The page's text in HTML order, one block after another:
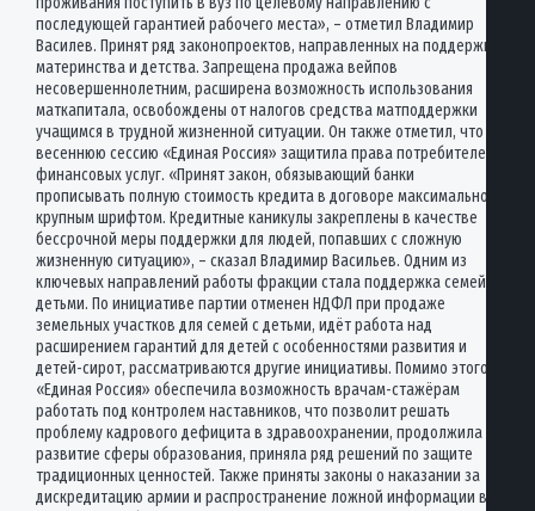
последующей гарантией рабочего места», – отметил Владимир
Василев. Принят ряд законопроектов, направленных на поддержку
материнства и детства. Запрещена продажа вейпов
несовершеннолетним, расширена возможность использования
маткапитала, освобождены от налогов средства матподдержки
учащимся в трудной жизненной ситуации. Он также отметил, что в
весеннюю сессию «Единая Россия» защитила права потребителей
финансовых услуг. «Принят закон, обязывающий банки
прописывать полную стоимость кредита в договоре максимально
крупным шрифтом. Кредитные каникулы закреплены в качестве
бессрочной меры поддержки для людей, попавших с сложную
жизненную ситуацию», – сказал Владимир Васильев. Одним из
ключевых направлений работы фракции стала поддержка семей с
детьми. По инициативе партии отменен НДФЛ при продаже
земельных участков для семей с детьми, идёт работа над
расширением гарантий для детей с особенностями развития и
детей-сирот, рассматриваются другие инициативы. Помимо этого,
«Единая Россия» обеспечила возможность врачам-стажёрам
работать под контролем наставников, что позволит решать
проблему кадрового дефицита в здравоохранении, продолжила
развитие сферы образования, приняла ряд решений по защите
традиционных ценностей. Также приняты законы о наказании за
дискредитацию армии и распространение ложной информации в